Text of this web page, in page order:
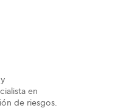
en
de riesgos.